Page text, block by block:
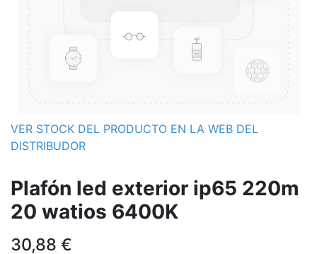
VER STOCK DEL PRODUCTO EN LA WEB DEL
DISTRIBUDOR
Plafón led exterior ip65 220m
20 watios 6400K
30,88 €